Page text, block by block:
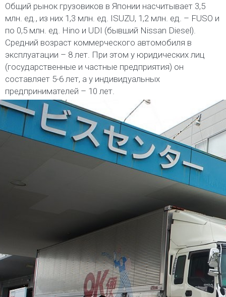
Общий рынок грузовиков в Японии насчитывает 3,5
млн. ед., из них 1,3 млн. ед. ISUZU, 1,2 млн. ед. – FUSO и
по 0,5 млн. ед. Hino и UDI (бывший Nissan Diesel).
Средний возраст коммерческого автомобиля в
эксплуатации – 8 лет. При этом у юридических лиц
(государственные и частные предприятия) он
составляет 5-6 лет, а у индивидуальных
предпринимателей – 10 лет.